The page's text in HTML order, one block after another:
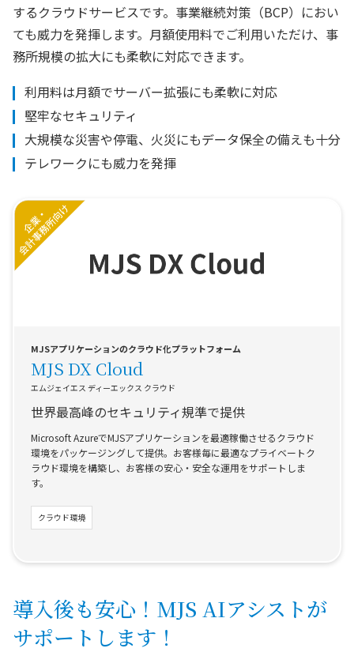
するクラウドサービスです。事業継続対策（BCP）におい
ても威力を発揮します。月額使用料でご利用いただけ、事
務所規模の拡大にも柔軟に対応できます。
利用料は月額でサーバー拡張にも柔軟に対応
堅牢なセキュリティ
大規模な災害や停電、火災にもデータ保全の備えも十分
テレワークにも威力を発揮
MJSアプリケーションのクラウド化プラットフォーム
MJS DX Cloud
エムジェイエス ディーエックス クラウド
世界最高峰のセキュリティ規準で提供
Microsoft AzureでMJSアプリケーションを最適稼働させるクラウド
環境をパッケージングして提供。お客様毎に最適なプライベートク
ラウド環境を構築し、お客様の安心・安全な運用をサポートしま
す。
クラウド環境
導入後も安心！MJS AIアシストが
サポートします！